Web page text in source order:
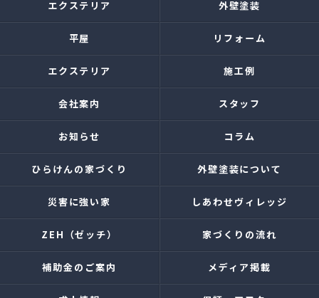
エクステリア 外壁塗装
平屋 リフォーム
エクステリア 施工例
会社案内 スタッフ
お知らせ コラム
ひらけんの家づくり 外壁塗装について
災害に強い家 しあわせヴィレッジ
ZEH（ゼッチ） 家づくりの流れ
補助金のご案内 メディア掲載